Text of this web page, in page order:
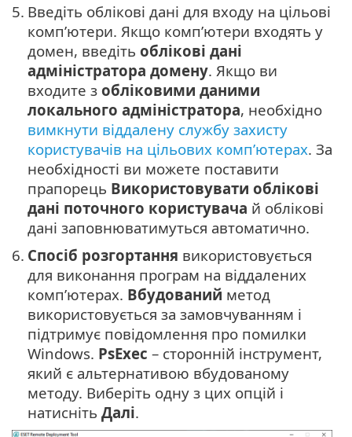
5. Введіть облікові дані для входу на цільові
комп’ютери. Якщо комп’ютери входять у
домен, введіть облікові дані
адміністратора домену. Якщо ви
входите з обліковими даними
локального адміністратора, необхідно
вимкнути віддалену службу захисту
користувачів на цільових комп’ютерах. За
необхідності ви можете поставити
прапорець Використовувати облікові
дані поточного користувача й облікові
дані заповнюватимуться автоматично.
6. Спосіб розгортання використовується
для виконання програм на віддалених
комп’ютерах. Вбудований метод
використовується за замовчуванням і
підтримує повідомлення про помилки
Windows. PsExec – сторонній інструмент,
який є альтернативою вбудованому
методу. Виберіть одну з цих опцій і
натисніть Далі.